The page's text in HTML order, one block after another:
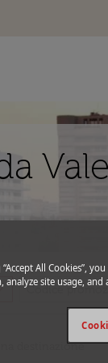
Codice
“Accept All Cookies”,
analyze site usage,